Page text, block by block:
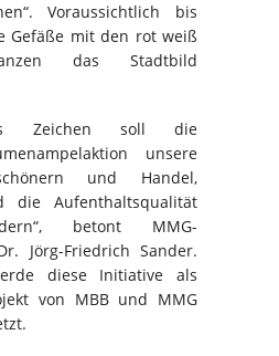
Voraussichtlich bis
Gefäße mit den rot weiß
das Stadtbild
Zeichen soll die
unsere
und Handel,
die Aufenthaltsqualität
betont MMG-
Jörg-Friedrich Sander.
diese Initiative als
von MBB und MMG